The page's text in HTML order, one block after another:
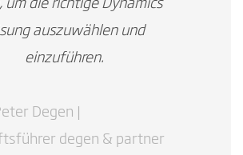
um die richtige Dynamics
auszuwählen und
einzuführen.
Degen |
degen & partner